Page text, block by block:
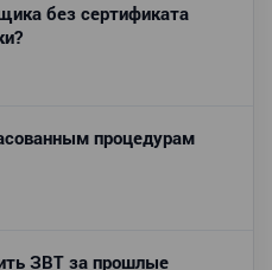
без сертификата
процедурам
ЗВТ за прошлые